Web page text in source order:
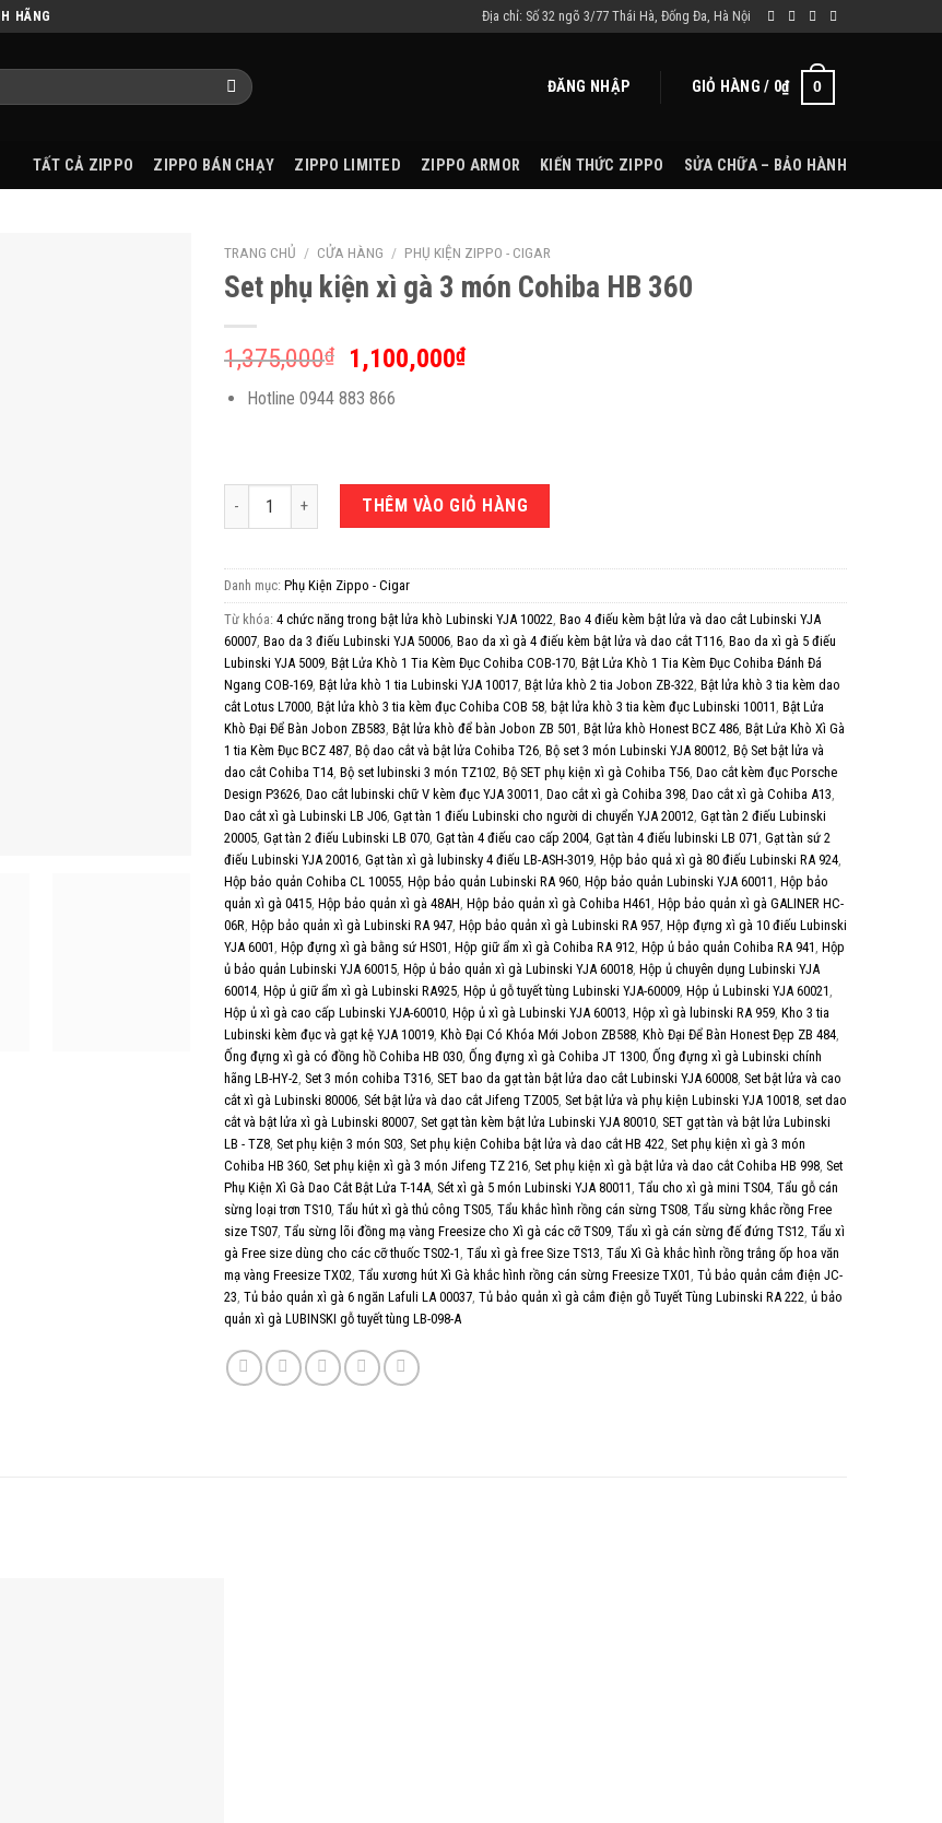
HÃNG Địa chỉ: Số 32 ngõ 3/77 Thái Hà, Đống Đa, Hà Nội
ĐĂNG NHẬP GIỎ HÀNG / 0₫ 0
TẤT CẢ ZIPPO ZIPPO BÁN CHẠY ZIPPO LIMITED ZIPPO ARMOR KIẾN THỨC ZIPPO SỬA CHỮA – BẢO HÀNH
TRANG CHỦ / CỬA HÀNG / PHỤ KIỆN ZIPPO - CIGAR
Set phụ kiện xì gà 3 món Cohiba HB 360
1,375,000₫ 1,100,000₫
Hotline 0944 883 866
Set phụ kiện xì gà 3 món Cohiba HB 360 số lượng
THÊM VÀO GIỎ HÀNG
Danh mục: Phụ Kiện Zippo - Cigar
Từ khóa: 4 chức năng trong bật lửa khò Lubinski YJA 10022, Bao 4 điếu kèm bật lửa và dao cắt Lubinski YJA
60007, Bao da 3 điếu Lubinski YJA 50006, Bao da xì gà 4 điếu kèm bật lửa và dao cắt T116, Bao da xì gà 5 điếu
Lubinski YJA 5009, Bật Lửa Khò 1 Tia Kèm Đục Cohiba COB-170, Bật Lửa Khò 1 Tia Kèm Đục Cohiba Đánh Đá
Ngang COB-169, Bật lửa khò 1 tia Lubinski YJA 10017, Bật lửa khò 2 tia Jobon ZB-322, Bật lửa khò 3 tia kèm dao
cắt Lotus L7000, Bật lửa khò 3 tia kèm đục Cohiba COB 58, bật lửa khò 3 tia kèm đục Lubinski 10011 , Bật Lửa
Khò Đại Để Bàn Jobon ZB583, Bật lửa khò để bàn Jobon ZB 501 , Bật lửa khò Honest BCZ 486, Bật Lửa Khò Xì Gà
1 tia Kèm Đục BCZ 487, Bộ dao cắt và bật lửa Cohiba T26, Bộ set 3 món Lubinski YJA 80012, Bộ Set bật lửa và
dao cắt Cohiba T14, Bộ set lubinski 3 món TZ102, Bộ SET phụ kiện xì gà Cohiba T56, Dao cắt kèm đục Porsche
Design P3626, Dao cắt lubinski chữ V kèm đục YJA 30011 , Dao cắt xì gà Cohiba 398, Dao cắt xì gà Cohiba A13,
Dao cắt xì gà Lubinski LB J06, Gạt tàn 1 điếu Lubinski cho người di chuyển YJA 20012, Gạt tàn 2 điếu Lubinski
20005, Gạt tàn 2 điếu Lubinski LB 070, Gạt tàn 4 điếu cao cấp 2004, Gạt tàn 4 điếu lubinski LB 071 , Gạt tàn sứ 2
điếu Lubinski YJA 20016, Gạt tàn xì gà lubinsky 4 điếu LB-ASH-3019, Hộp bảo quả xì gà 80 điếu Lubinski RA 924,
Hộp bảo quản Cohiba CL 10055, Hộp bảo quản Lubinski RA 960, Hộp bảo quản Lubinski YJA 60011 , Hộp bảo
quản xì gà 0415, Hộp bảo quản xì gà 48AH, Hộp bảo quản xì gà Cohiba H461 , Hộp bảo quản xì gà GALINER HC-
06R, Hộp bảo quản xì gà Lubinski RA 947, Hộp bảo quản xì gà Lubinski RA 957, Hộp đựng xì gà 10 điếu Lubinski
YJA 6001 , Hộp đựng xì gà bằng sứ HS01 , Hộp giữ ẩm xì gà Cohiba RA 912, Hộp ủ bảo quản Cohiba RA 941 , Hộp
ủ bảo quản Lubinski YJA 60015, Hộp ủ bảo quản xì gà Lubinski YJA 60018, Hộp ủ chuyên dụng Lubinski YJA
60014, Hộp ủ giữ ẩm xì gà Lubinski RA925, Hộp ủ gỗ tuyết tùng Lubinski YJA-60009, Hộp ủ Lubinski YJA 60021 ,
Hộp ủ xì gà cao cấp Lubinski YJA-60010, Hộp ủ xì gà Lubinski YJA 60013, Hộp xì gà lubinski RA 959, Kho 3 tia
Lubinski kèm đục và gạt kệ YJA 10019, Khò Đại Có Khóa Mới Jobon ZB588, Khò Đại Để Bàn Honest Đẹp ZB 484,
Ống đựng xì gà có đồng hồ Cohiba HB 030, Ống đựng xì gà Cohiba JT 1300, Ống đựng xì gà Lubinski chính
hãng LB-HY-2, Set 3 món cohiba T316, SET bao da gạt tàn bật lửa dao cắt Lubinski YJA 60008, Set bật lửa và cao
cắt xì gà Lubinski 80006, Sét bật lửa và dao cắt Jifeng TZ005, Set bật lửa và phụ kiện Lubinski YJA 10018, set dao
cắt và bật lửa xì gà Lubinski 80007, Set gạt tàn kèm bật lửa Lubinski YJA 80010, SET gạt tàn và bật lửa Lubinski
LB - TZ8, Set phụ kiện 3 món S03, Set phụ kiện Cohiba bật lửa và dao cắt HB 422, Set phụ kiện xì gà 3 món
Cohiba HB 360, Set phụ kiện xì gà 3 món Jifeng TZ 216, Set phụ kiện xì gà bật lửa và dao cắt Cohiba HB 998, Set
Phụ Kiện Xì Gà Dao Cắt Bật Lửa T-14A, Sét xì gà 5 món Lubinski YJA 80011 , Tẩu cho xì gà mini TS04, Tẩu gỗ cán
sừng loại trơn TS10, Tẩu hút xì gà thủ công TS05, Tẩu khắc hình rồng cán sừng TS08, Tẩu sừng khắc rồng Free
size TS07, Tẩu sừng lõi đồng mạ vàng Freesize cho Xì gà các cỡ TS09, Tẩu xì gà cán sừng đế đứng TS12, Tẩu xì
gà Free size dùng cho các cỡ thuốc TS02-1 , Tẩu xì gà free Size TS13, Tẩu Xì Gà khắc hình rồng trắng ốp hoa văn
mạ vàng Freesize TX02, Tẩu xương hút Xì Gà khắc hình rồng cán sừng Freesize TX01 , Tủ bảo quản cắm điện JC-
23, Tủ bảo quản xì gà 6 ngăn Lafuli LA 00037, Tủ bảo quản xì gà cắm điện gỗ Tuyết Tùng Lubinski RA 222, ủ bảo
quản xì gà LUBINSKI gỗ tuyết tùng LB-098-A